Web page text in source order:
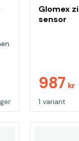
Glomex
sensor
987 kr
1 variant